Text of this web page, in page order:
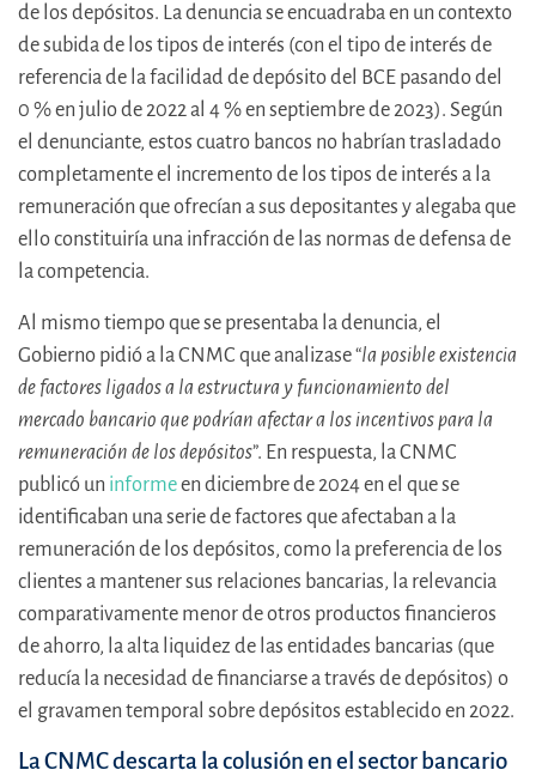
de los depósitos. La denuncia se encuadraba en un contexto
de subida de los tipos de interés (con el tipo de interés de
referencia de la facilidad de depósito del BCE pasando del
0 % en julio de 2022 al 4 % en septiembre de 2023). Según
el denunciante, estos cuatro bancos no habrían trasladado
completamente el incremento de los tipos de interés a la
remuneración que ofrecían a sus depositantes y alegaba que
ello constituiría una infracción de las normas de defensa de
la competencia.
Al mismo tiempo que se presentaba la denuncia, el
Gobierno pidió a la CNMC que analizase “la posible existencia
de factores ligados a la estructura y funcionamiento del
mercado bancario que podrían afectar a los incentivos para la
remuneración de los depósitos”. En respuesta, la CNMC
publicó un informeen diciembre de 2024 en el que se
identificaban una serie de factores que afectaban a la
remuneración de los depósitos, como la preferencia de los
clientes a mantener sus relaciones bancarias, la relevancia
comparativamente menor de otros productos financieros
de ahorro, la alta liquidez de las entidades bancarias (que
reducía la necesidad de financiarse a través de depósitos) o
el gravamen temporal sobre depósitos establecido en 2022.
La CNMC descarta la colusión en el sector bancario